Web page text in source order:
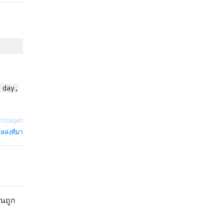
day,
ล่งที่มา
ถูก